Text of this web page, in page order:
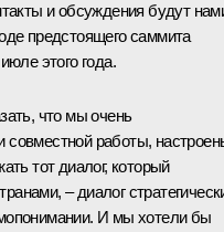
и обсуждения будут
предстоящего саммита
этого года.
что мы очень
совместной работы,
тот диалог, который
– диалог
И мы хотели бы